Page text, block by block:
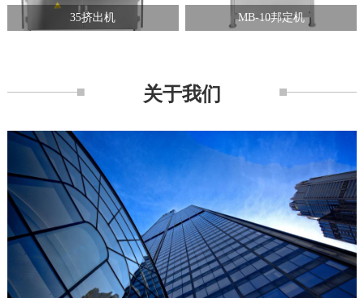
35挤出机 MB-10邦定机
关于我们